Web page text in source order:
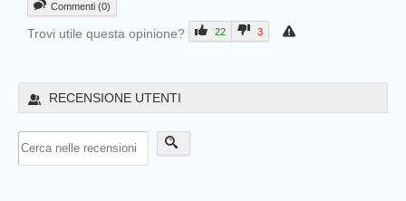
Commenti (0)
Trovi utile questa opinione? 22 3
RECENSIONE UTENTI